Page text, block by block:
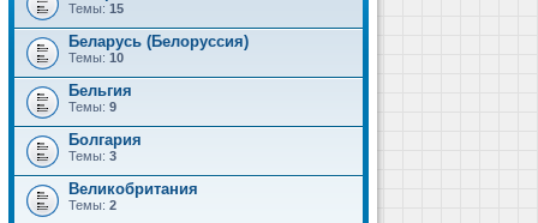
Темы: 15
Беларусь (Белоруссия)
Темы: 10
Бельгия
Темы: 9
Болгария
Темы: 3
Великобритания
Темы: 2